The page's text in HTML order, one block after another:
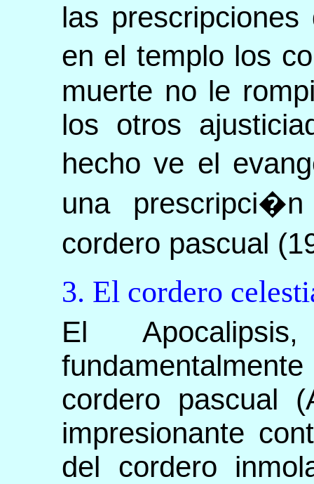
las
en el templo los
muerte no le
los otros
hecho ve el
una
cordero pascual
3. El cordero
El
cordero pascual
impresionante
del cordero